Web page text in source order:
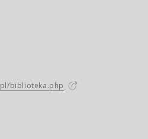
biblioteka.php